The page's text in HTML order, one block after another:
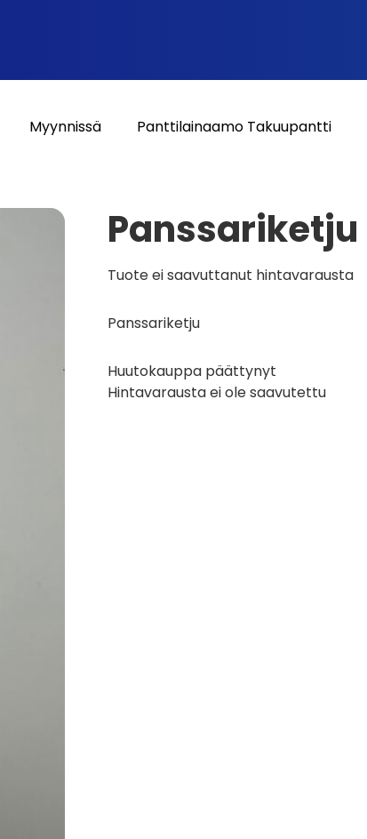
Myynnissä Panttilainaamo Takuupantti
Panssariketju
Tuote ei saavuttanut hintavarausta
Panssariketju
Huutokauppa päättynyt
Hintavarausta ei ole saavutettu